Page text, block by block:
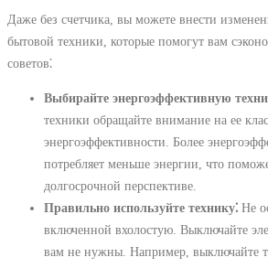
Даже без счетчика, вы можете внести
бытовой техники, которые помогут вам
советов⁚
Выбирайте энергоэффективную
техники обращайте внимание на ее
энергоэффективности. Более
потребляет меньше энергии, что
долгосрочной перспективе.
Правильно используйте технику⁚ Не
включенной вхолостую. Выключайте
вам не нужны. Например, выключайте